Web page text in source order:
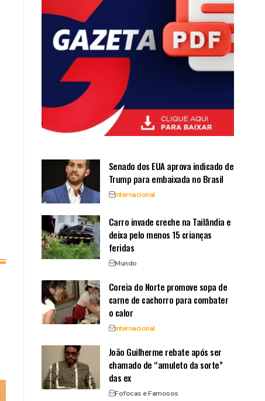
Senado dos EUA aprova indicado de
Trump para embaixada no Brasil
Internacional
Carro invade creche na Tailândia e
deixa pelo menos 15 crianças
feridas
Mundo
Coreia do Norte promove sopa de
carne de cachorro para combater
o calor
Internacional
João Guilherme rebate após ser
chamado de “amuleto da sorte”
das ex
Fofocas e Famosos